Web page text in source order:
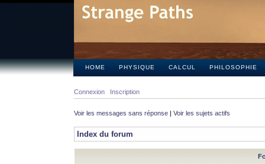
HOME PHYSIQUE CALCUL PHILOSOPHIE
Connexion Inscription
Voir les messages sans réponse | Voir les sujets actifs
Index du forum